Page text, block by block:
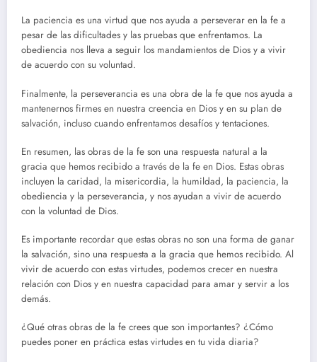
La paciencia es una virtud que nos ayuda a perseverar en la fe a
pesar de las dificultades y las pruebas que enfrentamos. La
obediencia nos lleva a seguir los mandamientos de Dios y a vivir
de acuerdo con su voluntad.
Finalmente, la perseverancia es una obra de la fe que nos ayuda a
mantenernos firmes en nuestra creencia en Dios y en su plan de
salvación, incluso cuando enfrentamos desafíos y tentaciones.
En resumen, las obras de la fe son una respuesta natural a la
gracia que hemos recibido a través de la fe en Dios. Estas obras
incluyen la caridad, la misericordia, la humildad, la paciencia, la
obediencia y la perseverancia, y nos ayudan a vivir de acuerdo
con la voluntad de Dios.
Es importante recordar que estas obras no son una forma de ganar
la salvación, sino una respuesta a la gracia que hemos recibido. Al
vivir de acuerdo con estas virtudes, podemos crecer en nuestra
relación con Dios y en nuestra capacidad para amar y servir a los
demás.
¿Qué otras obras de la fe crees que son importantes? ¿Cómo
puedes poner en práctica estas virtudes en tu vida diaria?